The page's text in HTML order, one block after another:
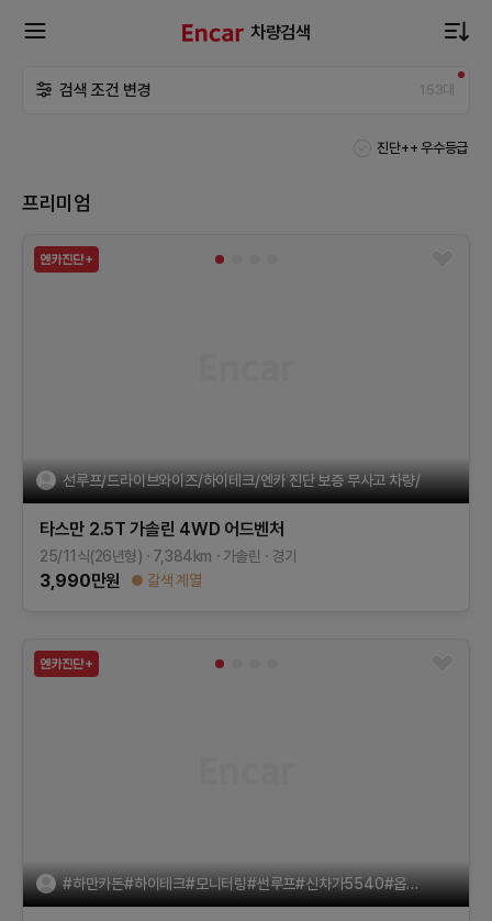
차량검색
검색 조건 변경 153대
진단++ 우수등급
프리미엄
선루프/드라이브와이즈/하이테크/엔카 진단 보증 무사고 차량/
타스만 2.5T 가솔린 4WD 어드벤처
25/11식(26년형) 7,384km 가솔린 경기
3,990만원 갈색 계열
#하만카돈#하이테크#모니터링#썬루프#신차가5540#옵션가740